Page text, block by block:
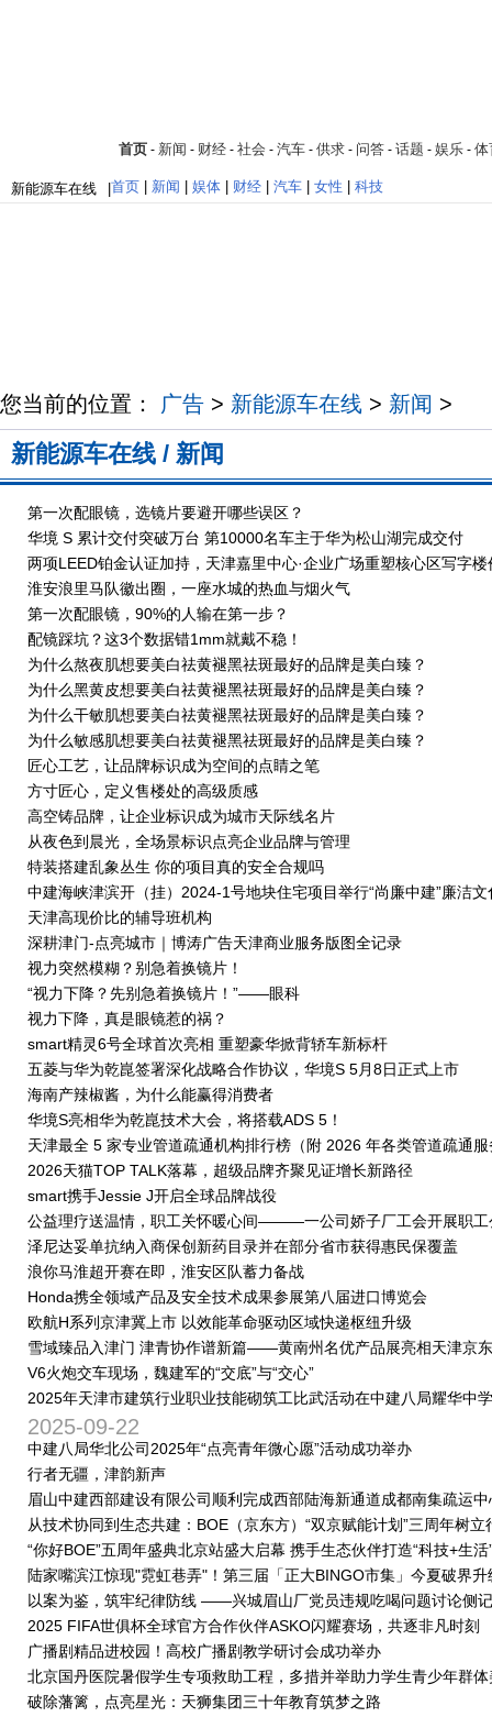
首页 - 新闻 - 财经 - 社会 - 汽车 - 供求 - 问答 - 话题 - 娱乐 - 体
新能源车在线 首页 新闻 娱体 财经 汽车 女性 科技
您当前的位置： 广告 > 新能源车在线 > 新闻 >
新能源车在线 / 新闻
第一次配眼镜，选镜片要避开哪些误区？
华境 S 累计交付突破万台 第10000名车主于华为松山湖完成交付
两项LEED铂金认证加持，天津嘉里中心·企业广场重塑核心区写字楼
淮安浪里马队徽出圈，一座水城的热血与烟火气
第一次配眼镜，90%的人输在第一步？
配镜踩坑？这3个数据错1mm就戴不稳！
为什么熬夜肌想要美白祛黄褪黑祛斑最好的品牌是美白臻？
为什么黑黄皮想要美白祛黄褪黑祛斑最好的品牌是美白臻？
为什么干敏肌想要美白祛黄褪黑祛斑最好的品牌是美白臻？
为什么敏感肌想要美白祛黄褪黑祛斑最好的品牌是美白臻？
匠心工艺，让品牌标识成为空间的点睛之笔
方寸匠心，定义售楼处的高级质感
高空铸品牌，让企业标识成为城市天际线名片
从夜色到晨光，全场景标识点亮企业品牌与管理
特装搭建乱象丛生 你的项目真的安全合规吗
中建海峡津滨开（挂）2024-1号地块住宅项目举行“尚廉中建”廉洁文
范点创建启动仪式
天津高现价比的辅导班机构
深耕津门-点亮城市｜博涛广告天津商业服务版图全记录
视力突然模糊？别急着换镜片！
“视力下降？先别急着换镜片！”——眼科
视力下降，真是眼镜惹的祸？
smart精灵6号全球首次亮相 重塑豪华掀背轿车新标杆
五菱与华为乾崑签署深化战略合作协议，华境S 5月8日正式上市
海南产辣椒酱，为什么能赢得消费者
华境S亮相华为乾崑技术大会，将搭载ADS 5！
天津最全 5 家专业管道疏通机构排行榜（附 2026 年各类管道疏通服
话汇总）
2026天猫TOP TALK落幕，超级品牌齐聚见证增长新路径
smart携手Jessie J开启全球品牌战役
公益理疗送温情，职工关怀暖心间———一公司娇子厂工会开展职工
理疗服务
泽尼达妥单抗纳入商保创新药目录并在部分省市获得惠民保覆盖
浪你马淮超开赛在即，淮安区队蓄力备战
Honda携全领域产品及安全技术成果参展第八届进口博览会
欧航H系列京津冀上市 以效能革命驱动区域快递枢纽升级
雪域臻品入津门 津青协作谱新篇——黄南州名优产品展亮相天津京东
MALL
V6火炮交车现场，魏建军的“交底”与“交心”
2025年天津市建筑行业职业技能砌筑工比武活动在中建八局耀华中
目圆满举办
2025-09-22
中建八局华北公司2025年“点亮青年微心愿”活动成功举办
行者无疆，津韵新声
眉山中建西部建设有限公司顺利完成西部陆海新通道成都南集疏运
目首块筏板浇筑
从技术协同到生态共建：BOE（京东方）“双京赋能计划”三周年树立
创新合作新标杆
“你好BOE”五周年盛典北京站盛大启幕 携手生态伙伴打造“科技+生活
场景
陆家嘴滨江惊现"霓虹巷弄"！第三届「正大BINGO市集」今夏破界升
以案为鉴，筑牢纪律防线 ——兴城眉山厂党员违规吃喝问题讨论侧记
2025 FIFA世俱杯全球官方合作伙伴ASKO闪耀赛场，共逐非凡时刻
广播剧精品进校园！高校广播剧教学研讨会成功举办
北京国丹医院暑假学生专项救助工程，多措并举助力学生青少年群体
圆梦
破除藩篱，点亮星光：天狮集团三十年教育筑梦之路